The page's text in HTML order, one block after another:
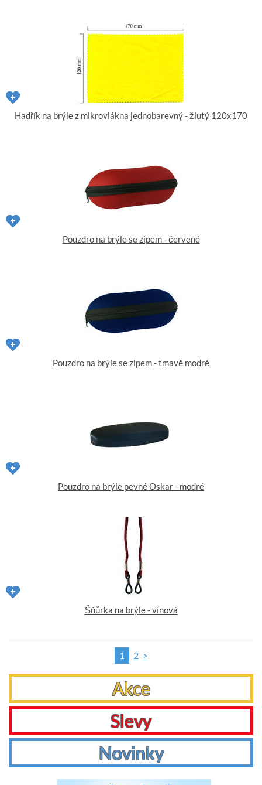
Hadřík na brýle z mikrovlákna jednobarevný - žlutý 120x170
Pouzdro na brýle se zipem - červené
Pouzdro na brýle se zipem - tmavě modré
Pouzdro na brýle pevné Oskar - modré
Šňůrka na brýle - vínová
1 2 >
Akce
Slevy
Novinky